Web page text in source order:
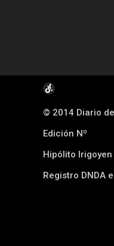
© 2014 Diario
Edición Nº
Hipólito
Registro DNDA